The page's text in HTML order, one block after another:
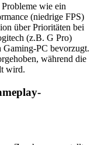
wie ein
(niedrige FPS)
über Prioritäten bei
(z.B. G Pro)
Gaming-PC bevorzugt.
während die
wird.